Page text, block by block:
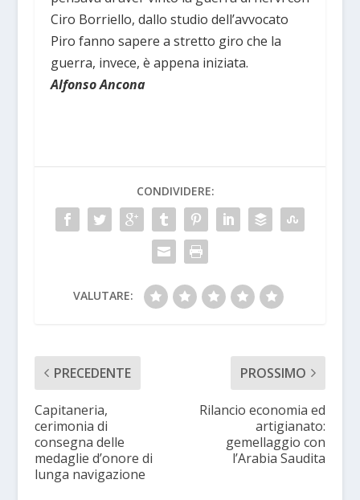
Ciro Borriello, dallo studio dell’avvocato
Piro fanno sapere a stretto giro che la
guerra, invece, è appena iniziata.
Alfonso Ancona
CONDIVIDERE:
VALUTARE:
PRECEDENTE
Capitaneria,
cerimonia di
consegna delle
medaglie d’onore di
lunga navigazione
PROSSIMO
Rilancio economia ed
artigianato:
gemellaggio con
l’Arabia Saudita